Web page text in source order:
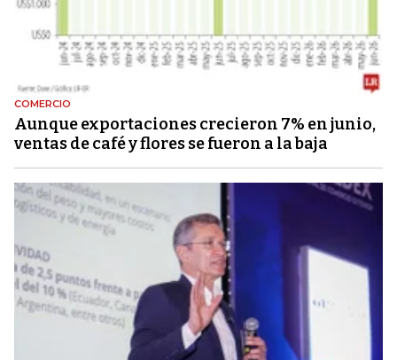
COMERCIO
Aunque exportaciones crecieron 7% en junio,
ventas de café y flores se fueron a la baja